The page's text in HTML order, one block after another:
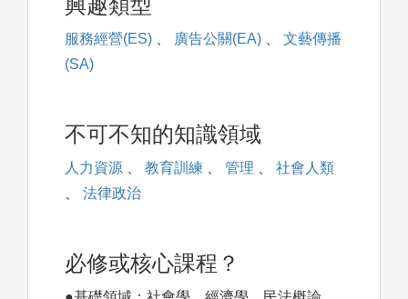
興趣類型
服務經營(ES) 、 廣告公關(EA) 、
文藝傳播
(SA)
不可不知的知識領域
人力資源 、 教育訓練 、 管理 、
社會人類
、
法律政治
必修或核心課程？